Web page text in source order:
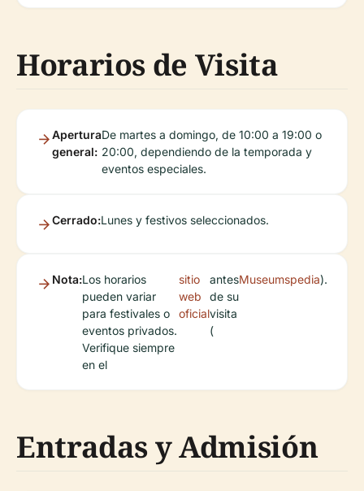
Horarios de Visita
Apertura
general:
De martes a domingo, de 10:00 a 19:00 o
20:00, dependiendo de la temporada y
eventos especiales.
Cerrado:Lunes y festivos seleccionados.
Nota:Los horarios
pueden variar
para festivales o
eventos privados.
Verifique siempre
en el
sitio
web
oficial
antes
de su
visita
(
Museumspedia).
Entradas y Admisión